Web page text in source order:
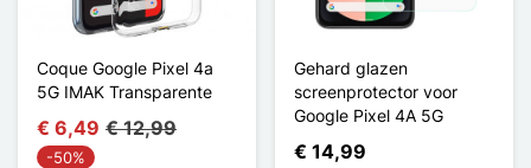
Coque Google Pixel 4a
5G IMAK Transparente
€ 6,49 € 12,99
-50%
Gehard glazen
screenprotector voor
Google Pixel 4A 5G
€ 14,99